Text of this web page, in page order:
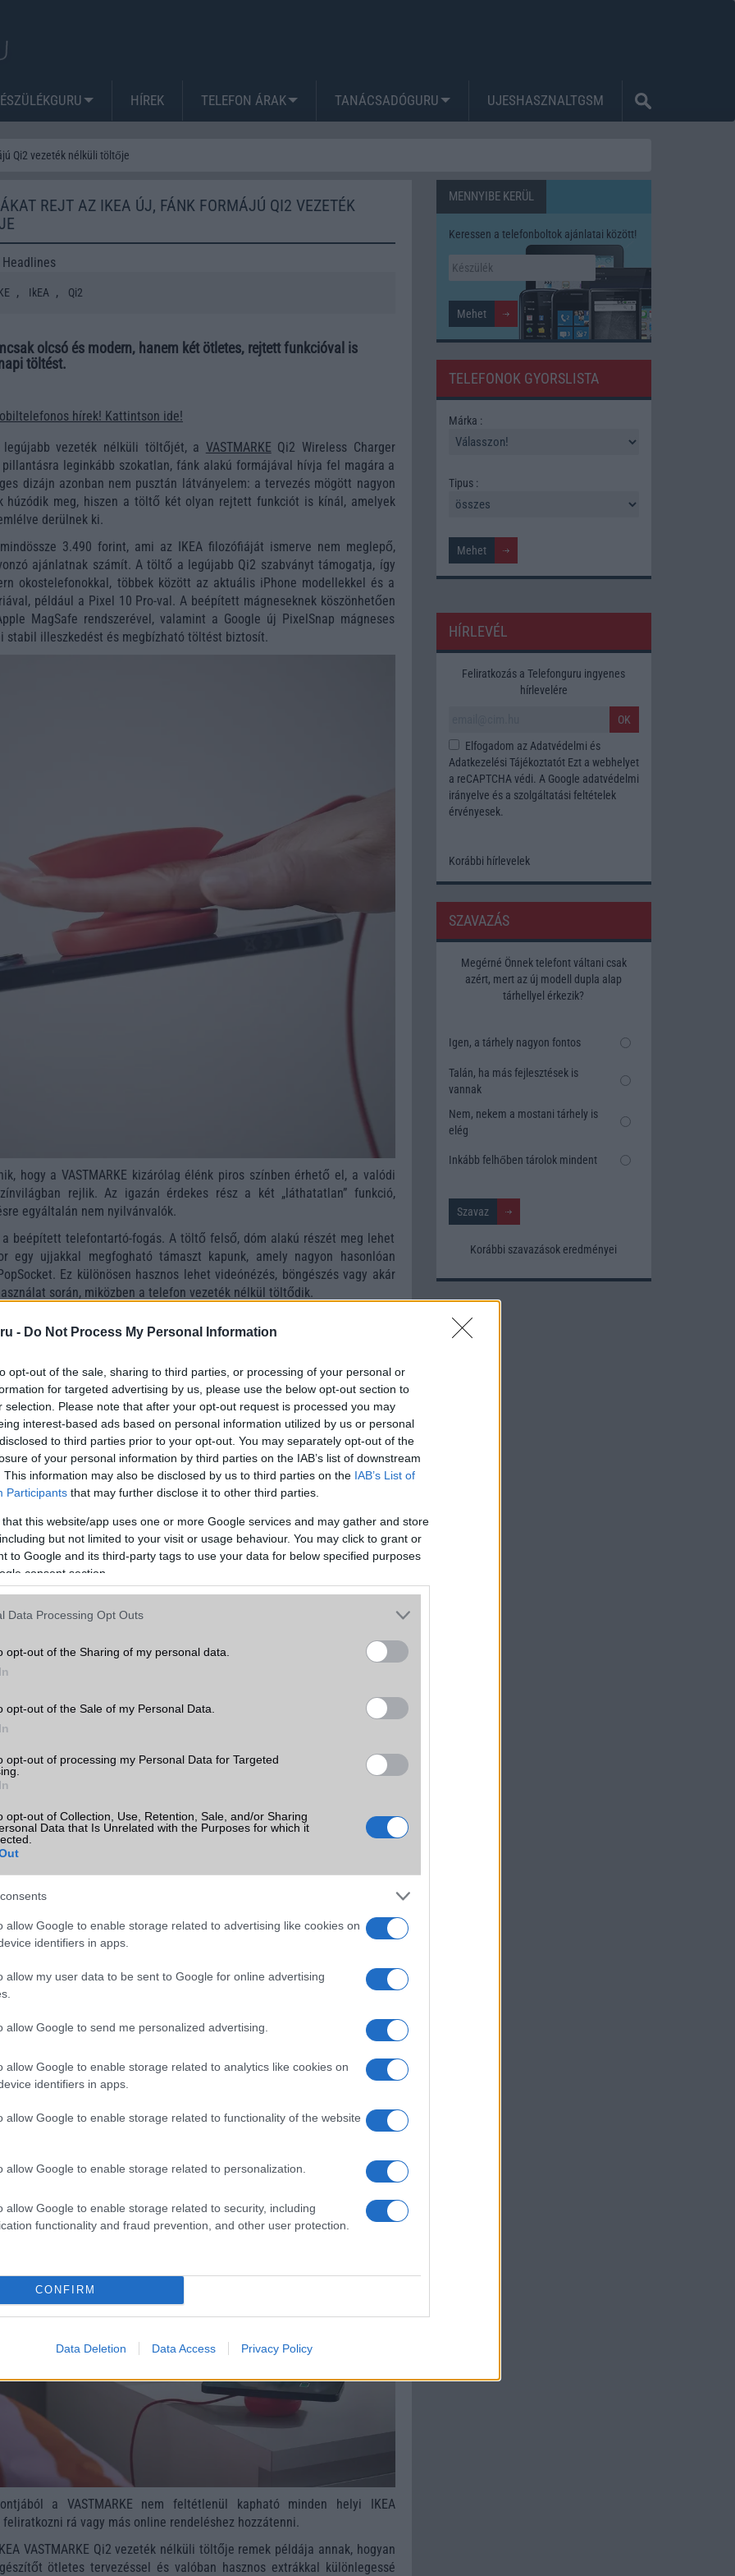
- Do Not Process My Personal Information
opt-out of the sale, sharing to third parties, or processing of your personal or
for targeted advertising by us, please use the below opt-out section to
selection. Please note that after your opt-out request is processed you may
interest-based ads based on personal information utilized by us or personal
to third parties prior to your opt-out. You may separately opt-out of the
of your personal information by third parties on the IAB’s list of downstream
This information may also be disclosed by us to third parties on the IAB’s List of
Participants that may further disclose it to other third parties.
that this website/app uses one or more Google services and may gather and store
but not limited to your visit or usage behaviour. You may click to grant or
to Google and its third-party tags to use your data for below specified purposes
consent section.
Data Processing Opt Outs
opt-out of the Sharing of my personal data.
opt-out of the Sale of my Personal Data.
opt-out of processing my Personal Data for Targeted
opt-out of Collection, Use, Retention, Sale, and/or Sharing
Data that Is Unrelated with the Purposes for which it
allow Google to enable storage related to advertising like cookies on
identifiers in apps.
allow my user data to be sent to Google for online advertising
allow Google to send me personalized advertising.
allow Google to enable storage related to analytics like cookies on
identifiers in apps.
allow Google to enable storage related to functionality of the website
allow Google to enable storage related to personalization.
allow Google to enable storage related to security, including
functionality and fraud prevention, and other user protection.
CONFIRM
Data Deletion Data Access Privacy Policy
HÍREK TELEFON ÁRAK TANÁCSADÓGURU UJESHASZNALTGSM
Qi2 vezeték nélküli töltője
REJT AZ IKEA ÚJ, FÁNK FORMÁJÚ QI2 VEZETÉK
, IkEA , Qi2
olcsó és modern, hanem két ötletes, rejtett funkcióval is
töltést.
hírek! Kattintson ide!
legújabb vezeték nélküli töltőjét, a VASTMARKE Qi2 Wireless Charger
leginkább szokatlan, fánk alakú formájával hívja fel magára a
dizájn azonban nem pusztán látványelem: a tervezés mögött nagyon
húzódik meg, hiszen a töltő két olyan rejtett funkciót is kínál, amelyek
derülnek ki.
mindössze 3.490 forint, ami az IKEA filozófiáját ismerve nem meglepő,
ajánlatnak számít. A töltő a legújabb Qi2 szabványt támogatja, így
okostelefonokkal, többek között az aktuális iPhone modellekkel és a
például a Pixel 10 Pro-val. A beépített mágneseknek köszönhetően
MagSafe rendszerével, valamint a Google új PixelSnap mágneses
stabil illeszkedést és megbízható töltést biztosít.
hogy a VASTMARKE kizárólag élénk piros színben érhető el, a valódi
rejlik. Az igazán érdekes rész a két „láthatatlan” funkció,
egyáltalán nem nyilvánvalók.
beépített telefontartó-fogás. A töltő felső, dóm alakú részét meg lehet
egy ujjakkal megfogható támaszt kapunk, amely nagyon hasonlóan
Ez különösen hasznos lehet videónézés, böngészés vagy akár
során, miközben a telefon vezeték nélkül töltődik.
a kábel elrejtését és tárolását szolgálja. A töltő középső részére –
ahol a fogás is kialakítható – egyszerűen feltekerhető a kábel, majd a
USB-C csatlakozót használ, ami manapság már alapelvárás, hiszen a
is ezen a szabványon keresztül tölthető. A kábel nem cserélhető,
a VASTMARKE nem feltétlenül kapható minden helyi IKEA
feliratkozni rá vagy más online rendeléshez hozzátenni.
VASTMARKE Qi2 vezeték nélküli töltője remek példája annak, hogyan
ötletes tervezéssel és valóban hasznos extrákkal különlegessé
MENNYIBE KERÜL
Keressen a telefonboltok ajánlatai között!
TELEFONOK GYORSLISTA
Márka :
Tipus :
HÍRLEVÉL
Feliratkozás a Telefonguru ingyenes
hírlevelére
OK
Elfogadom az Adatvédelmi és
Adatkezelési TájékoztatótEzt a webhelyet
a reCAPTCHA védi. A Google adatvédelmi
irányelve és a szolgáltatási feltételek
érvényesek.
Korábbi hírlevelek
SZAVAZÁS
Megérné Önnek telefont váltani csak
azért, mert az új modell dupla alap
tárhellyel érkezik?
Igen, a tárhely nagyon fontos
Talán, ha más fejlesztések is
vannak
Nem, nekem a mostani tárhely is
elég
Inkább felhőben tárolok mindent
Korábbi szavazások eredményei